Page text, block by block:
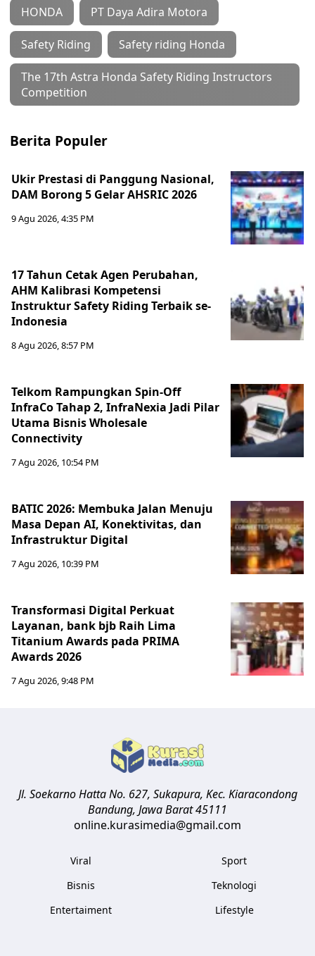
HONDA PT Daya Adira Motora
Safety Riding Safety riding Honda
The 17th Astra Honda Safety Riding Instructors
Competition
Berita Populer
Ukir Prestasi di Panggung Nasional,
DAM Borong 5 Gelar AHSRIC 2026
9 Agu 2026, 4:35 PM
17 Tahun Cetak Agen Perubahan,
AHM Kalibrasi Kompetensi
Instruktur Safety Riding Terbaik se-
Indonesia
8 Agu 2026, 8:57 PM
Telkom Rampungkan Spin-Off
InfraCo Tahap 2, InfraNexia Jadi Pilar
Utama Bisnis Wholesale
Connectivity
7 Agu 2026, 10:54 PM
BATIC 2026: Membuka Jalan Menuju
Masa Depan AI, Konektivitas, dan
Infrastruktur Digital
7 Agu 2026, 10:39 PM
Transformasi Digital Perkuat
Layanan, bank bjb Raih Lima
Titanium Awards pada PRIMA
Awards 2026
7 Agu 2026, 9:48 PM
Jl. Soekarno Hatta No. 627, Sukapura, Kec. Kiaracondong
Bandung, Jawa Barat45111
online.kurasimedia@gmail.com
Viral
Bisnis
Entertaiment
Sport
Teknologi
Lifestyle